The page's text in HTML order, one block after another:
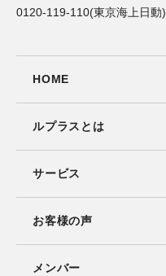
0120-119-110(東京海上日動)
HOME
ルプラスとは
サービス
お客様の声
メンバー